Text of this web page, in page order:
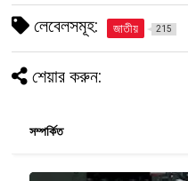
লেবেলসমূহ: জাতীয় 215
শেয়ার করুন:
সম্পর্কিত